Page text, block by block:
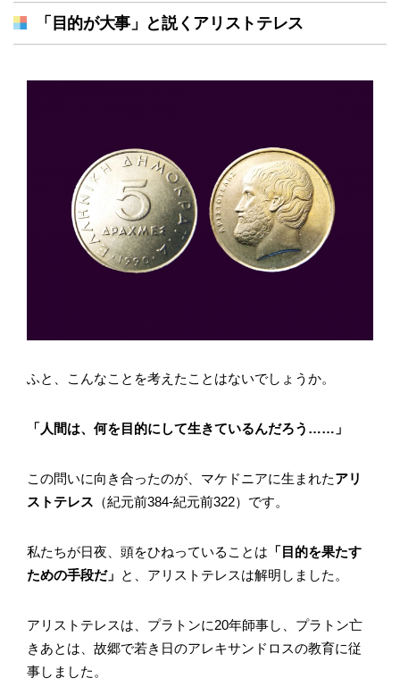
「目的が大事」と説くアリストテレス
ふと、こんなことを考えたことはないでしょうか。
「人間は、何を目的にして生きているんだろう……」
この問いに向き合ったのが、マケドニアに生まれたアリ
ストテレス （紀元前384-紀元前322）です。
私たちが日夜、頭をひねっていることは 「目的を果たす
ための手段だ」 と、アリストテレスは解明しました。
アリストテレスは、プラトンに20年師事し、プラトン亡
きあとは、故郷で若き日のアレキサンドロスの教育に従
事しました。